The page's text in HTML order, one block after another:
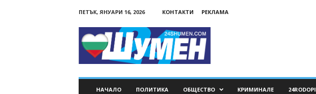
ПЕТЪК, ЯНУАРИ 16, 2026 КОНТАКТИ РЕКЛАМА
НАЧАЛО ПОЛИТИКА ОБЩЕСТВО КРИМИНАЛЕ 24RODOPI